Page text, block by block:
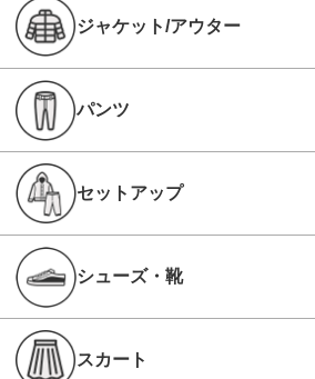
ジャケット/アウター
パンツ
セットアップ
シューズ・靴
スカート